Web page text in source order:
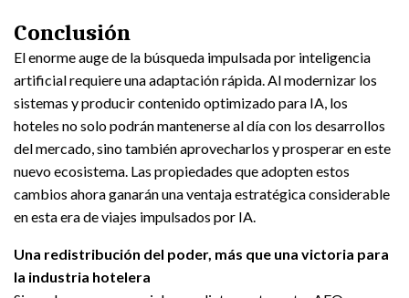
Conclusión
El enorme auge de la búsqueda impulsada por inteligencia
artificial requiere una adaptación rápida. Al modernizar los
sistemas y producir contenido optimizado para IA, los
hoteles no solo podrán mantenerse al día con los desarrollos
del mercado, sino también aprovecharlos y prosperar en este
nuevo ecosistema. Las propiedades que adopten estos
cambios ahora ganarán una ventaja estratégica considerable
en esta era de viajes impulsados por IA.
Una redistribución del poder, más que una victoria para
la industria hotelera